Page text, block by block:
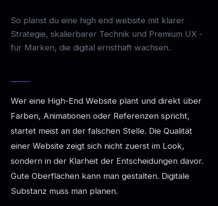
So planst du eine high end website mit klarer
Strategie, skalierbarer Technik und Premium UX -
für Marken, die digital ernsthaft wachsen.
Wer eine High-End Website plant und direkt über
Farben, Animationen oder Referenzen spricht,
startet meist an der falschen Stelle. Die Qualität
einer Website zeigt sich nicht zuerst im Look,
sondern in der Klarheit der Entscheidungen davor.
Gute Oberflächen kann man gestalten. Digitale
Substanz muss man planen.